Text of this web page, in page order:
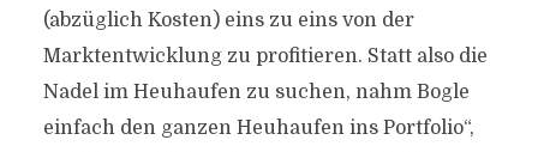
(abzüglich Kosten) eins zu eins von der
Marktentwicklung zu profitieren. Statt also die
Nadel im Heuhaufen zu suchen, nahm Bogle
einfach den ganzen Heuhaufen ins Portfolio“,